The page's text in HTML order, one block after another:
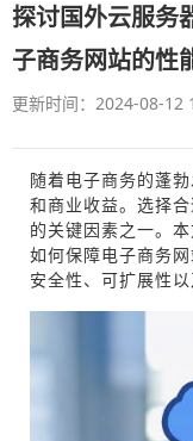
探讨国外云服务
子商务网站的性
更新时间：2024-08-12
随着电子商务的蓬
和商业收益。选择
的关键因素之一。
如何保障电子商务
安全性、可扩展性